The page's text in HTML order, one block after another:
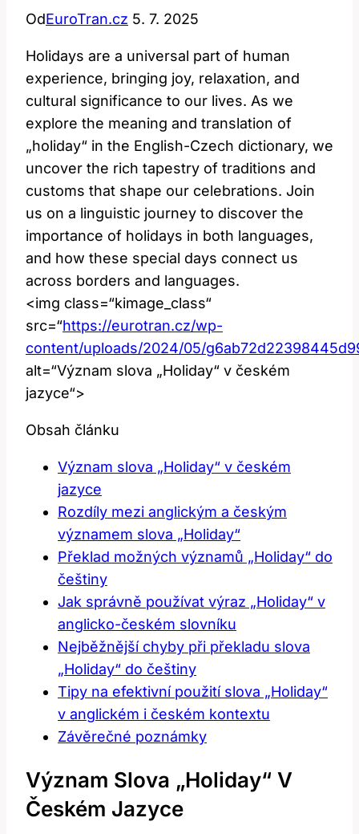
OdEuroTran.cz 5. 7. 2025
Holidays are a universal part of human
experience, bringing joy, relaxation, and
cultural significance to our lives. As we
explore the meaning and translation of
„holiday“ in the English-Czech dictionary, we
uncover the rich tapestry of traditions and
customs that shape our celebrations. Join
us on a linguistic journey to discover the
importance of holidays in both languages,
and how these special days connect us
across borders and languages.
<img class=“kimage_class“
src=“https://eurotran.cz/wp-
content/uploads/2024/05/
alt=“Význam slova „Holiday“ v českém
jazyce“>
Obsah článku
Význam slova „Holiday“ v českém
jazyce
Rozdíly mezi anglickým a českým
významem slova „Holiday“
Překlad možných významů „Holiday“ do
češtiny
Jak správně používat výraz „Holiday“ v
anglicko-českém slovníku
Nejběžnější chyby při překladu slova
„Holiday“ do češtiny
Tipy na efektivní použití slova „Holiday“
v anglickém i českém kontextu
Závěrečné poznámky
Význam Slova „Holiday“ V
Českém Jazyce